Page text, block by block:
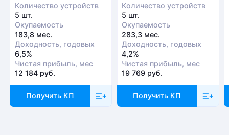
Количество устройств
5 шт.
Окупаемость
183,8 мес.
Доходность, годовых
6,5%
Чистая прибыль, мес
12 184 руб.
Получить КП
Количество устройств
5 шт.
Окупаемость
283,3 мес.
Доходность, годовых
4,2%
Чистая прибыль, мес
19 769 руб.
Получить КП